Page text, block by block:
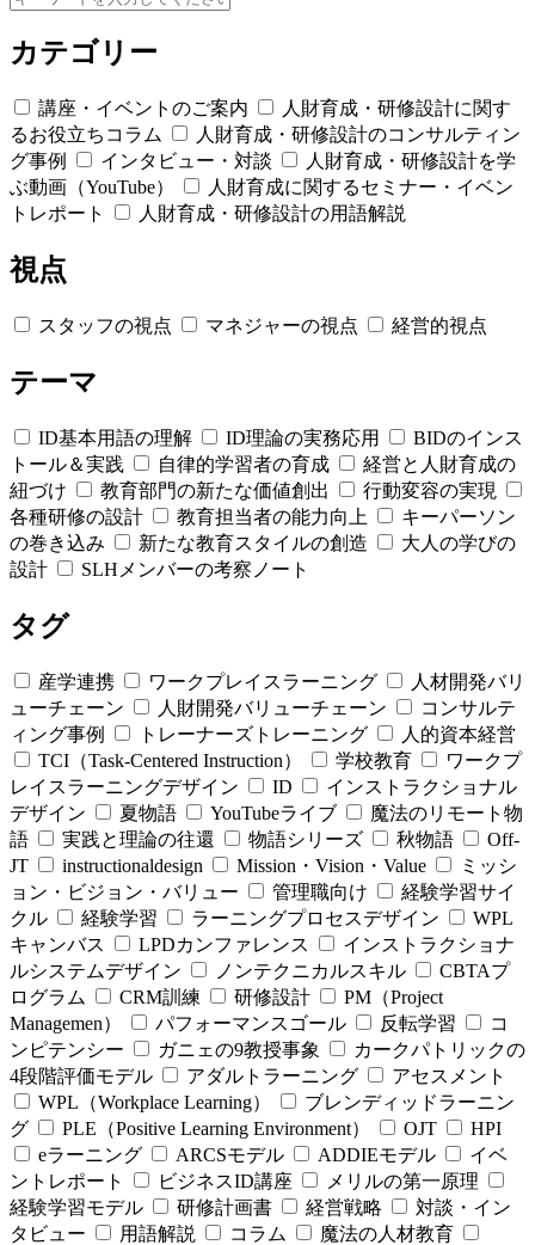
カテゴリー
講座・イベントのご案内
人財育成・研修設計に関す
るお役立ちコラム
人財育成・研修設計のコンサルティン
グ事例
インタビュー・対談
人財育成・研修設計を学
ぶ動画（YouTube）
人財育成に関するセミナー・イベン
トレポート
人財育成・研修設計の用語解説
視点
スタッフの視点 マネジャーの視点 経営的視点
テーマ
ID基本用語の理解 ID理論の実務応用
BIDのインス
トール＆実践
自律的学習者の育成
経営と人財育成の
紐づけ
教育部門の新たな価値創出
行動変容の実現
各種研修の設計
教育担当者の能力向上
キーパーソン
の巻き込み
新たな教育スタイルの創造
大人の学びの
設計
SLHメンバーの考察ノート
タグ
産学連携 ワークプレイスラーニング
人材開発バリ
ューチェーン
人財開発バリューチェーン
コンサルテ
ィング事例
トレーナーズトレーニング
人的資本経営
TCI（Task-Centered Instruction）
学校教育
ワークプ
レイスラーニングデザイン
ID
インストラクショナル
デザイン
夏物語 YouTubeライブ
魔法のリモート物
語
実践と理論の往還 物語シリーズ 秋物語
Off-
JT
instructionaldesign Mission・Vision・Value
ミッシ
ョン・ビジョン・バリュー
管理職向け
経験学習サイ
クル
経験学習 ラーニングプロセスデザイン
WPL
キャンバス
LPDカンファレンス
インストラクショナ
ルシステムデザイン
ノンテクニカルスキル
CBTAプ
ログラム
CRM訓練 研修設計
PM（Project
Managemen）
パフォーマンスゴール 反転学習
コ
ンピテンシー
ガニェの9教授事象
カークパトリックの
4段階評価モデル
アダルトラーニング
アセスメント
WPL（Workplace Learning）
ブレンディッドラーニン
グ
PLE（Positive Learning Environment） OJT
HPI
eラーニング
ARCSモデル ADDIEモデル
イベ
ントレポート
ビジネスID講座
メリルの第一原理
経験学習モデル
研修計画書 経営戦略
対談・イン
タビュー
用語解説 コラム
魔法の人材教育